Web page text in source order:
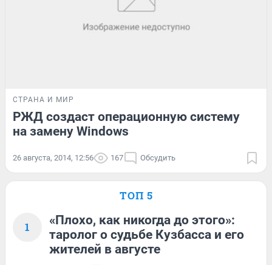
СТРАНА И МИР
РЖД создаст операционную систему
на замену Windows
26 августа, 2014, 12:56 167 Обсудить
ТОП 5
1
«Плохо, как никогда до этого»:
таролог о судьбе Кузбасса и его
жителей в августе